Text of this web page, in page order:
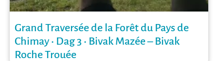
Grand Traversée de la Forêt du Pays de
Chimay • Dag 3 • Bivak Mazée – Bivak
Roche Trouée